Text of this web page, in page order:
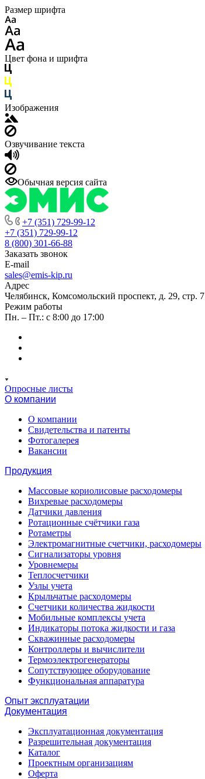
Размер шрифта
Цвет фона и шрифта
Изображения
Озвучивание текста
Обычная версия сайта
+7 (351) 729-99-12
+7 (351) 729-99-12
8 (800) 301-66-88
Заказать звонок
E-mail
sales@emis-kip.ru
Адрес
Челябинск, Комсомольский проспект, д. 29, стр. 7
Режим работы
Пн. – Пт.: с 8:00 до 17:00
Опросные листы
О компании
О компании
Свидетельства и патенты
Фотогалерея
Вакансии
Продукция
Массовые кориолисовые расходомеры
Вихревые расходомеры
Датчики давления
Ротационные счётчики газа
Ротаметры
Электромагнитные счетчики, расходомеры
Сигнализаторы уровня
Уровнемеры
Теплосчетчики
Узлы учета
Крыльчатые расходомеры
Счетчики количества жидкости
Мобильные комплексы учета
Индикаторы потока жидкости и газа
Скважинные расходомеры
Контроллеры и вычислители
Термоэлектрогенераторы
Сопутствующее оборудование
Функциональная аппаратура
Опыт эксплуатации
Документация
Эксплуатационная документация
Разрешительная документация
Каталог
Проектным организациям
Оферта